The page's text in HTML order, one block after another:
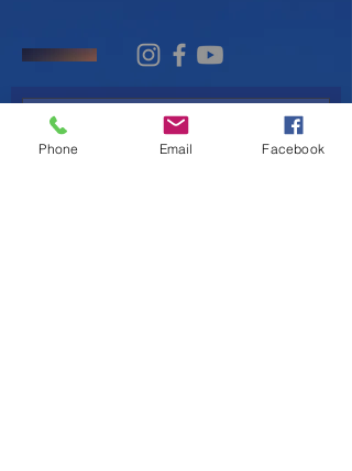
Phone Email Facebook